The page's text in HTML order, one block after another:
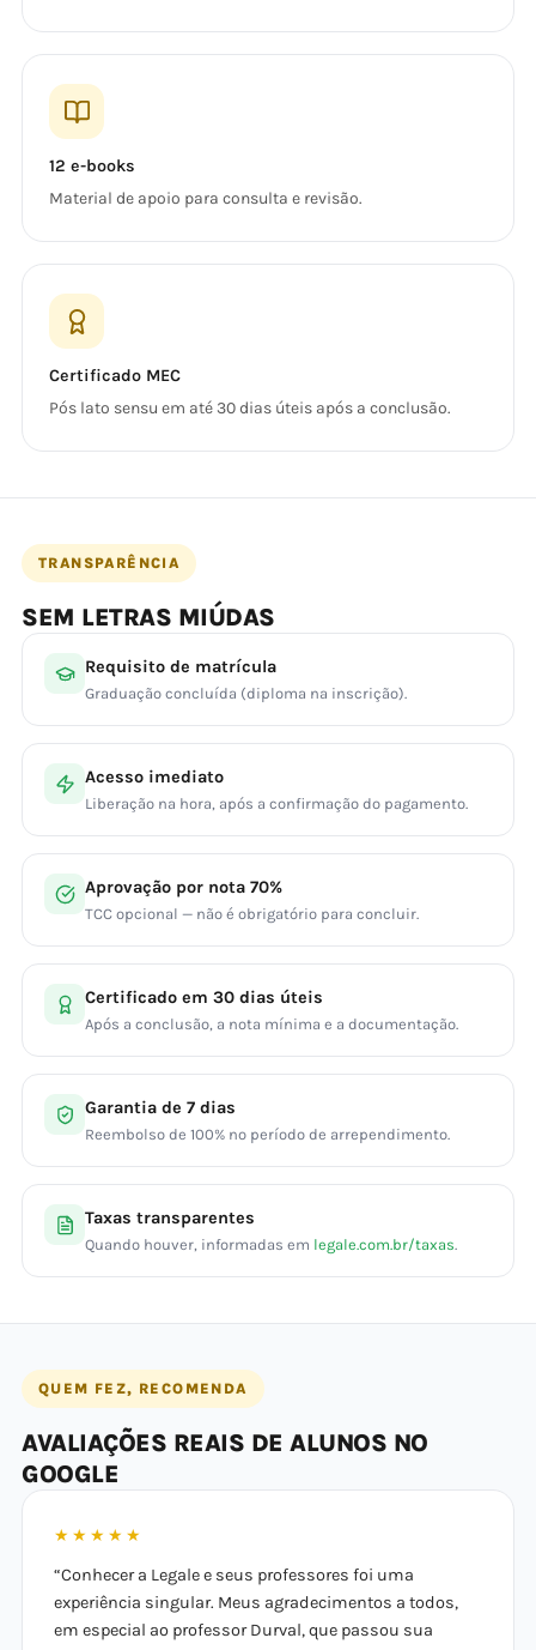
12 e-books
Material de apoio para consulta e revisão.
Certificado MEC
Pós lato sensu em até 30 dias úteis após a conclusão.
TRANSPARÊNCIA
SEM LETRAS MIÚDAS
Requisito de matrícula
Graduação concluída (diploma na inscrição).
Acesso imediato
Liberação na hora, após a confirmação do pagamento.
Aprovação por nota 70%
TCC opcional — não é obrigatório para concluir.
Certificado em 30 dias úteis
Após a conclusão, a nota mínima e a documentação.
Garantia de 7 dias
Reembolso de 100% no período de arrependimento.
Taxas transparentes
Quando houver, informadas em legale.com.br/taxas.
QUEM FEZ, RECOMENDA
AVALIAÇÕES REAIS DE ALUNOS NO
GOOGLE
★★★★★
“Conhecer a Legale e seus professores foi uma
experiência singular. Meus agradecimentos a todos,
em especial ao professor Durval, que passou sua